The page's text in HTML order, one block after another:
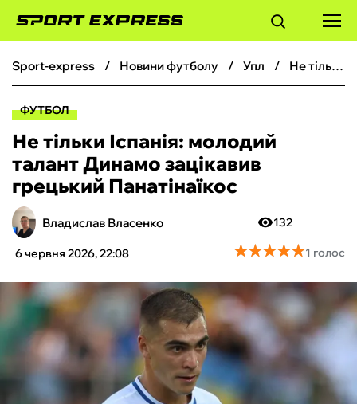
ФУТБОЛ
БОКС
ХОКЕЙ
ТЕНІС
КІБЕРСПОРТ
ЧС-2026
sport-express новини футболу упл Не тільки Іспанія: молодий талант Динамо зацікавив грецький Панатінаїкос
ФУТБОЛ
Не тільки Іспанія: молодий
талант Динамо зацікавив
грецький Панатінаїкос
Владислав Власенко
6 червня 2026, 22:08
132
★★★★★
★★★★★1 голос